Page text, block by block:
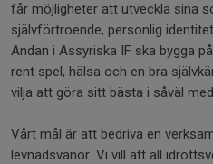
får möjligheter att utveckla sina
självförtroende, personlig
Andan i Assyriska IF ska bygga
rent spel, hälsa och en bra
vilja att göra sitt bästa i såväl
Vårt mål är att bedriva en
levnadsvanor. Vi vill att all